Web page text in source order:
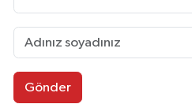
Gönder